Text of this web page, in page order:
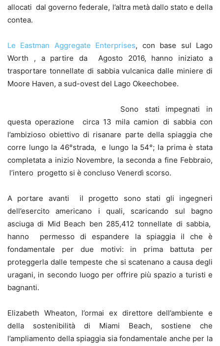
allocati dal governo federale, l’altra metà dallo stato e della
contea.
Le Eastman Aggregate Enterprises, con base sul Lago
Worth , a partire da Agosto 2016, hanno iniziato a
trasportare tonnellate di sabbia vulcanica dalle miniere di
Moore Haven, a sud-ovest del Lago Okeechobee.
Sono stati impegnati in
questa operazione circa 13 mila camion di sabbia con
l’ambizioso obiettivo di risanare parte della spiaggia che
corre lungo la 46°strada, e lungo la 54°; la prima è stata
completata a inizio Novembre, la seconda a fine Febbraio,
l’intero progetto si è concluso Venerdì scorso.
A portare avanti il progetto sono stati gli ingegneri
dell’esercito americano i quali, scaricando sul bagno
asciuga di Mid Beach ben 285,412 tonnellate di sabbia,
hanno permesso di espandere la spiaggia il che è
fondamentale per due motivi: in prima battuta per
proteggerla dalle tempeste che si scatenano a causa degli
uragani, in secondo luogo per offrire più spazio a turisti e
bagnanti.
Elizabeth Wheaton, l’ormai ex direttore dell’ambiente e
della sostenibilità di Miami Beach, sostiene che
l’ampliamento della spiaggia sia fondamentale anche per la